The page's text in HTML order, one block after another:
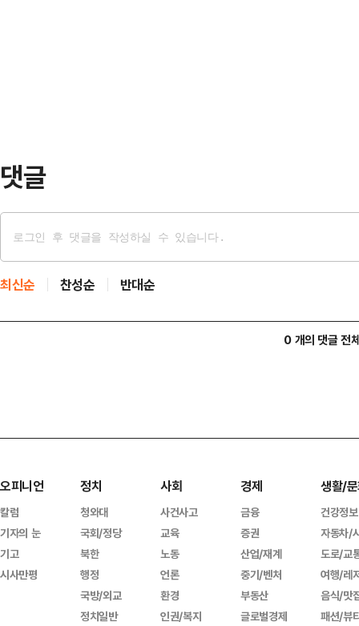
댓글
최신순 찬성순 반대순
0 개의 댓글 전
오피니언
칼럼
기자의 눈
기고
시사만평
정치
청와대
국회/정당
북한
행정
국방/외교
정치일반
사회
사건사고
교육
노동
언론
환경
인권/복지
경제
금융
증권
산업/재계
중기/벤처
부동산
글로벌경제
생활/
건강정보
자동차/
도로/교
여행/레
음식/맛
패션/뷰